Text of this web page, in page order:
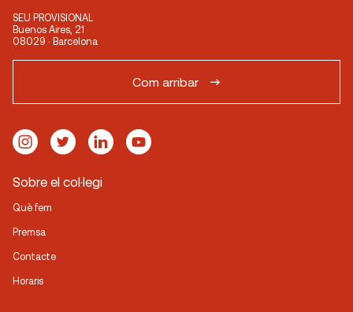
SEU PROVISIONAL
Buenos Aires, 21
08029 · Barcelona
Com arribar
Sobre el col·legi
Què fem
Premsa
Contacte
Horaris